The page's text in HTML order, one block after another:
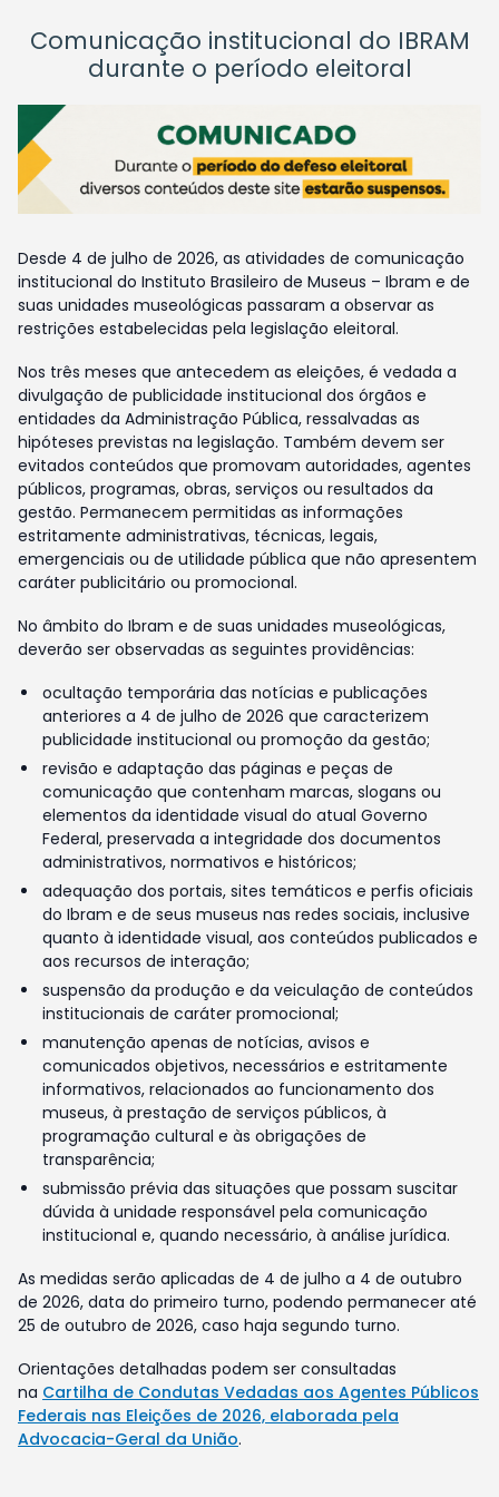
Comunicação institucional do IBRAM
durante o período eleitoral
Desde 4 de julho de 2026, as atividades de comunicação
institucional do Instituto Brasileiro de Museus – Ibram e de
suas unidades museológicas passaram a observar as
restrições estabelecidas pela legislação eleitoral.
Nos três meses que antecedem as eleições, é vedada a
divulgação de publicidade institucional dos órgãos e
entidades da Administração Pública, ressalvadas as
hipóteses previstas na legislação. Também devem ser
evitados conteúdos que promovam autoridades, agentes
públicos, programas, obras, serviços ou resultados da
gestão. Permanecem permitidas as informações
estritamente administrativas, técnicas, legais,
emergenciais ou de utilidade pública que não apresentem
caráter publicitário ou promocional.
No âmbito do Ibram e de suas unidades museológicas,
deverão ser observadas as seguintes providências:
ocultação temporária das notícias e publicações
anteriores a 4 de julho de 2026 que caracterizem
publicidade institucional ou promoção da gestão;
revisão e adaptação das páginas e peças de
comunicação que contenham marcas, slogans ou
elementos da identidade visual do atual Governo
Federal, preservada a integridade dos documentos
administrativos, normativos e históricos;
adequação dos portais, sites temáticos e perfis oficiais
do Ibram e de seus museus nas redes sociais, inclusive
quanto à identidade visual, aos conteúdos publicados e
aos recursos de interação;
suspensão da produção e da veiculação de conteúdos
institucionais de caráter promocional;
manutenção apenas de notícias, avisos e
comunicados objetivos, necessários e estritamente
informativos, relacionados ao funcionamento dos
museus, à prestação de serviços públicos, à
programação cultural e às obrigações de
transparência;
submissão prévia das situações que possam suscitar
dúvida à unidade responsável pela comunicação
institucional e, quando necessário, à análise jurídica.
As medidas serão aplicadas de 4 de julho a 4 de outubro
de 2026, data do primeiro turno, podendo permanecer até
25 de outubro de 2026, caso haja segundo turno.
Orientações detalhadas podem ser consultadas
na Cartilha de Condutas Vedadas aos Agentes Públicos
Federais nas Eleições de 2026, elaborada pela
Advocacia-Geral da União.